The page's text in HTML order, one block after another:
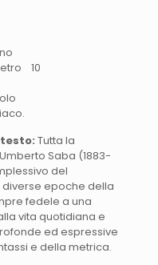
10
Tutta la
Saba (1883-
del
epoche della
fedele a una
vita quotidiana e
ed espressive
e della metrica.